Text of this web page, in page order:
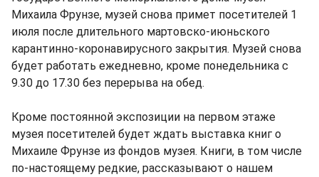
Михаила Фрунзе, музей снова примет посетителей 1
июля после длительного мартовско-июньского
карантинно-коронавирусного закрытия. Музей снова
будет работать ежедневно, кроме понедельника с
9.30 до 17.30 без перерыва на обед.
Кроме постоянной экспозиции на первом этаже
музея посетителей будет ждать выставка книг о
Михаиле Фрунзе из фондов музея. Книги, в том числе
по-настоящему редкие, рассказывают о нашем